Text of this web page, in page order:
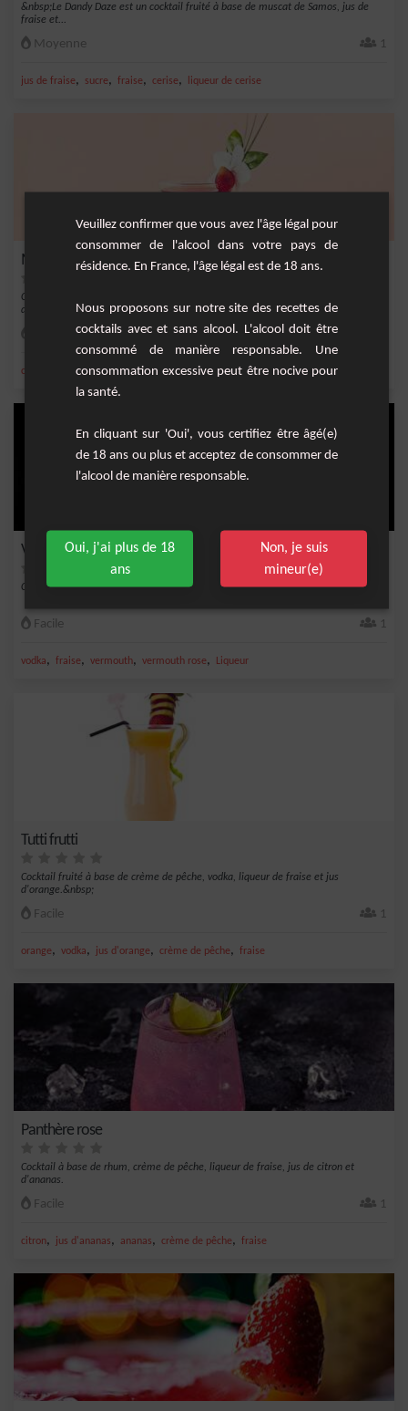
&nbsp;Le Dandy Daze est un cocktail fruité à base de muscat de Samos, jus de
fraise et...
Moyenne 1
jus de fraise, sucre, fraise, cerise, liqueur de cerise
Marie
Cocktail très fruité qui rappelle les douce soirée d'été les pieds dans l'eau. A
dégust...
crème de mûre,fraise,mûre,cerise,liqueur de cerise
Vodka fraise
Cocktail fruité à base de vodka, vermouth rosé et liqueur de fraise, un délice !
Facile 1
vodka, fraise, vermouth, vermouth rose, Liqueur
Tutti frutti
Cocktail fruité à base de crème de pêche, vodka, liqueur de fraise et jus
d'orange.&nbsp;
Facile 1
orange, vodka, jus d'orange, crème de pêche, fraise
Panthère rose
Cocktail à base de rhum, crème de pêche, liqueur de fraise, jus de citron et
d'ananas.
Facile 1
citron, jus d'ananas, ananas, crème de pêche, fraise
Veuillez confirmer que vous avez l'âge légal pour
consommer de l'alcool dans votre pays de
résidence. En France, l'âge légal est de 18 ans.
Nous proposons sur notre site des recettes de
cocktails avec et sans alcool. L'alcool doit être
consommé de manière responsable. Une
consommation excessive peut être nocive pour
la santé.
En cliquant sur 'Oui', vous certifiez être âgé(e)
de 18 ans ou plus et acceptez de consommer de
l'alcool de manière responsable.
Oui, j'ai plus de 18
ans
Non, je suis
mineur(e)